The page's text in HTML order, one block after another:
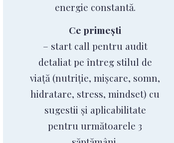
energie constantă.
Ce primești
– start call pentru audit
detaliat pe întreg stilul de
viață (nutriție, mișcare, somn,
hidratare, stress, mindset) cu
sugestii și aplicabilitate
pentru următoarele 3